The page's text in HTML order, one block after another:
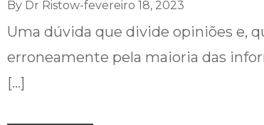
By Dr Ristow fevereiro 18, 2023
Uma dúvida que divide opiniões e,
erroneamente pela maioria das
[…]